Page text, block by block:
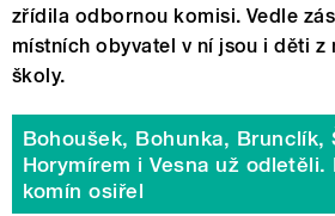
zřídila odbornou komisi. Vedle
místních obyvatel v ní jsou i děti z
školy.
Bohoušek, Bohunka, Brunclík,
Horymírem i Vesna už
komín osiřel